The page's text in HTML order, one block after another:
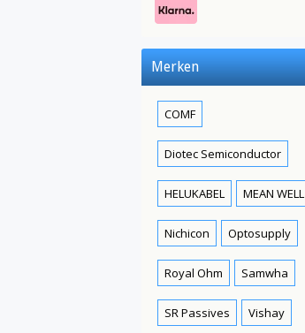
Merken
COMF
Diotec Semiconductor
HELUKABEL MEAN WELL
Nichicon Optosupply
Royal Ohm Samwha
SR Passives Vishay